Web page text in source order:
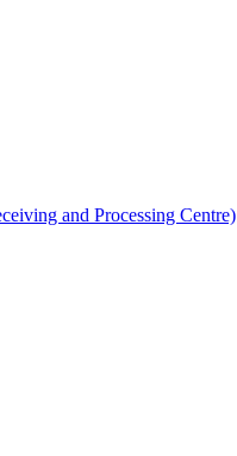
and Processing Centre)